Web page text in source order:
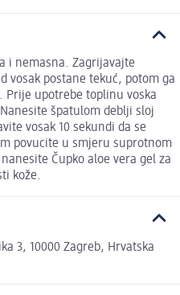
i nemasna. Zagrijavajte
vosak postane tekuć, potom ga
Prije upotrebe toplinu voska
špatulom deblji sloj
vosak 10 sekundi da se
povucite u smjeru suprotnom
Čupko aloe vera gel za
kože.
3, 10000 Zagreb, Hrvatska